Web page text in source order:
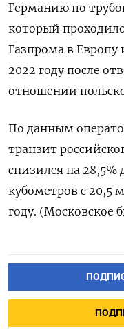
Германию по
который
Газпрома в
2022 году после
отношении
По данным
транзит
снизился на 28,5%
кубометров с 20,5
году. (Московское